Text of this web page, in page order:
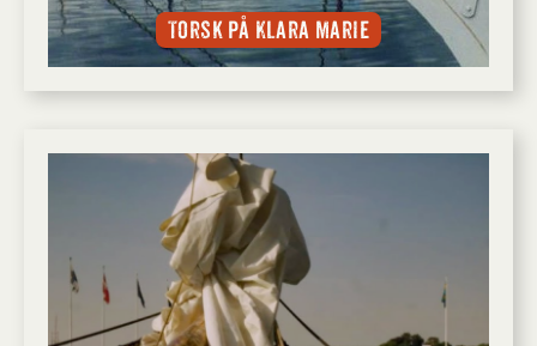
Torsk på Klara Marie